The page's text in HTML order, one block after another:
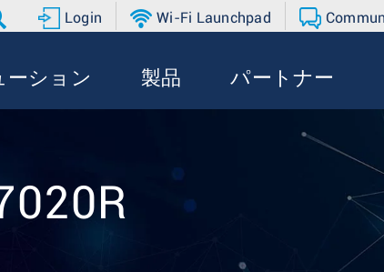
Login Wi-Fi Launchpad
ーション 製品 パートナー